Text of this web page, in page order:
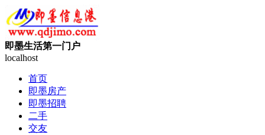
即墨生活第一门户
localhost
首页
即墨房产
即墨招聘
二手
交友